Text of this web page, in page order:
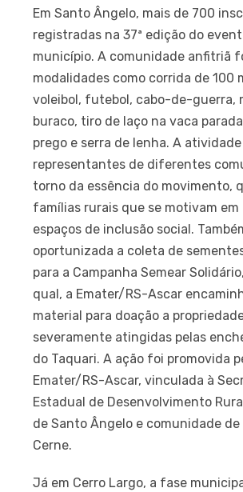
Em Santo Ângelo, mais de 700
registradas na 37ª edição do
município. A comunidade anfitriã
modalidades como corrida de 100
voleibol, futebol, cabo-de-guerra,
buraco, tiro de laço na vaca
prego e serra de lenha. A
representantes de diferentes
torno da essência do movimento,
famílias rurais que se motivam
espaços de inclusão social.
oportunizada a coleta de
para a Campanha Semear
qual, a Emater/RS-Ascar
material para doação a
severamente atingidas pelas
do Taquari. A ação foi promovida
Emater/RS-Ascar, vinculada à
Estadual de Desenvolvimento
de Santo Ângelo e comunidade
Cerne.
Já em Cerro Largo, a fase